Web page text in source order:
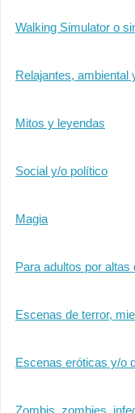
Walking Simulator o
Relajantes, ambiental
Mitos y leyendas
Social y/o político
Magia
Para adultos por
Escenas de terror,
Escenas eróticas y/o
Zombis, zombies,